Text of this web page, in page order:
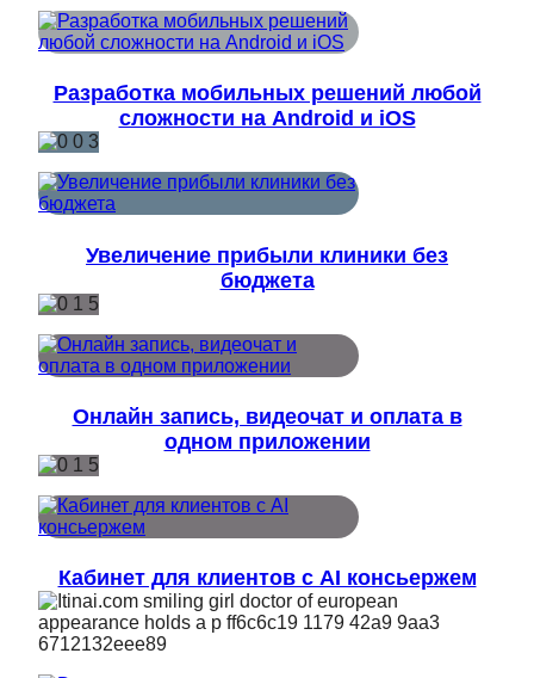
Разработка мобильных решений любой
сложности на Android и iOS
Увеличение прибыли клиники без
бюджета
Онлайн запись, видеочат и оплата в
одном приложении
Кабинет для клиентов с AI консьержем